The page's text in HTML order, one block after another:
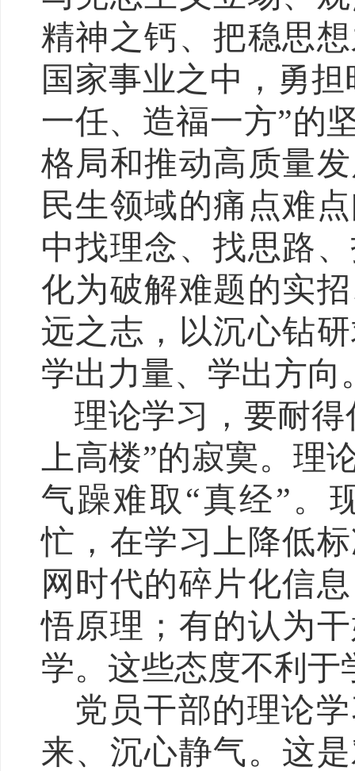
精神之钙、把稳思
国家事业之中，勇
一任、造福一方”的
格局和推动高质量
民生领域的痛点难
中找理念、找思路
化为破解难题的实
远之志，以沉心钻
学出力量、学出方向
理论学习，要耐
上高楼”的寂寞。理
气躁难取“真经”。
忙，在学习上降低
网时代的碎片化信
悟原理；有的认为
学。这些态度不利
党员干部的理论
来、沉心静气。这